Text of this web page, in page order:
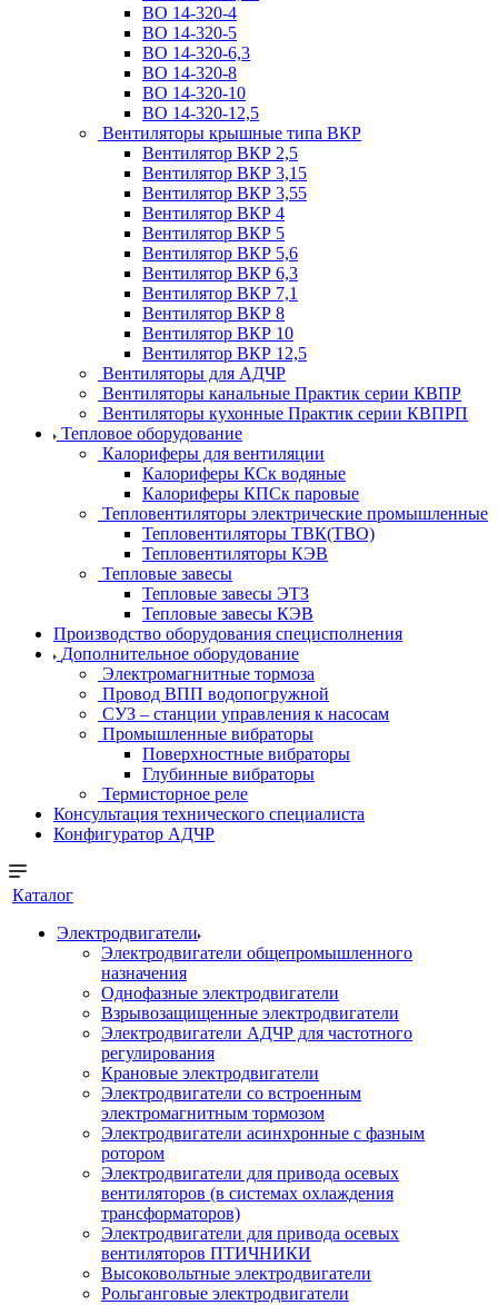
ВО 14-320-4
ВО 14-320-5
ВО 14-320-6,3
ВО 14-320-8
ВО 14-320-10
ВО 14-320-12,5
Вентиляторы крышные типа ВКР
Вентилятор ВКР 2,5
Вентилятор ВКР 3,15
Вентилятор ВКР 3,55
Вентилятор ВКР 4
Вентилятор ВКР 5
Вентилятор ВКР 5,6
Вентилятор ВКР 6,3
Вентилятор ВКР 7,1
Вентилятор ВКР 8
Вентилятор ВКР 10
Вентилятор ВКР 12,5
Вентиляторы для АДЧР
Вентиляторы канальные Практик серии КВПР
Вентиляторы кухонные Практик серии КВПРП
Тепловое оборудование
Калориферы для вентиляции
Калориферы КСк водяные
Калориферы КПСк паровые
Тепловентиляторы электрические промышленные
Тепловентиляторы ТВК(ТВО)
Тепловентиляторы КЭВ
Тепловые завесы
Тепловые завесы ЭТЗ
Тепловые завесы КЭВ
Производство оборудования специсполнения
Дополнительное оборудование
Электромагнитные тормоза
Провод ВПП водопогружной
СУЗ – станции управления к насосам
Промышленные вибраторы
Поверхностные вибраторы
Глубинные вибраторы
Термисторное реле
Консультация технического специалиста
Конфигуратор АДЧР
Каталог
Электродвигатели
Электродвигатели общепромышленного
назначения
Однофазные электродвигатели
Взрывозащищенные электродвигатели
Электродвигатели АДЧР для частотного
регулирования
Крановые электродвигатели
Электродвигатели со встроенным
электромагнитным тормозом
Электродвигатели асинхронные с фазным
ротором
Электродвигатели для привода осевых
вентиляторов (в системах охлаждения
трансформаторов)
Электродвигатели для привода осевых
вентиляторов ПТИЧНИКИ
Высоковольтные электродвигатели
Рольганговые электродвигатели